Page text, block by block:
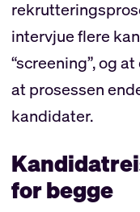
intervjue flere
“screening”, og
at prosessen
kandidater.
for begge